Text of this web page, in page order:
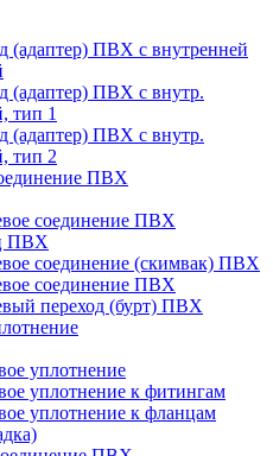
(адаптер) ПВХ с внутренней
(адаптер) ПВХ с внутр.
тип 1
(адаптер) ПВХ с внутр.
тип 2
ПВХ
соединение ПВХ
ПВХ
соединение (скимвак) ПВХ
соединение ПВХ
переход (бурт) ПВХ
уплотнение
уплотнение к фитингам
уплотнение к фланцам